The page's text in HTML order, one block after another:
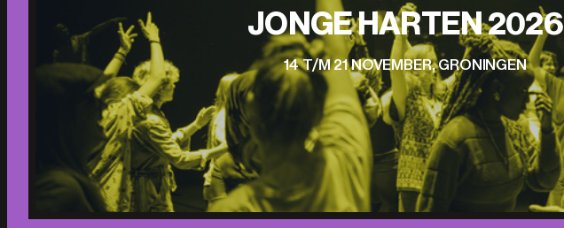
JONGE HARTEN 2026
14 T/M 21 NOVEMBER, GRONINGEN